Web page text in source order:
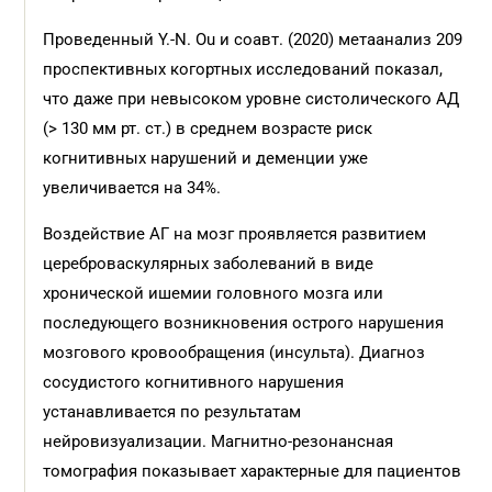
Проведенный Y.-N. Ou и соавт. (2020) метаанализ 209
проспективных когортных исследований показал,
что даже при невысоком уровне систолического АД
(> 130 мм рт. ст.) в среднем возрасте риск
когнитивных нарушений и деменции уже
увеличивается на 34%.
Воздействие АГ на мозг проявляется развитием
цереброваскулярных заболеваний в виде
хронической ишемии головного мозга или
последующего возникновения острого нарушения
мозгового кровообращения (инсульта). Диагноз
сосудистого когнитивного нарушения
устанавливается по результатам
нейровизуализации. Магнитно-резонансная
томография показывает характерные для пациентов